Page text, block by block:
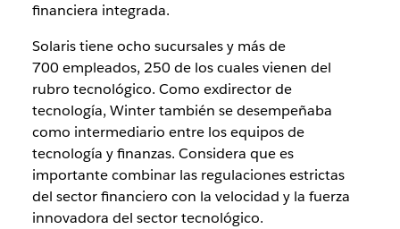
financiera integrada.
Solaris tiene ocho sucursales y más de
700 empleados, 250 de los cuales vienen del
rubro tecnológico. Como exdirector de
tecnología, Winter también se desempeñaba
como intermediario entre los equipos de
tecnología y finanzas. Considera que es
importante combinar las regulaciones estrictas
del sector financiero con la velocidad y la fuerza
innovadora del sector tecnológico.